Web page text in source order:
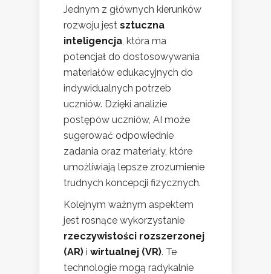
Jednym z głównych kierunków
rozwoju jest sztuczna
inteligencja, która ma
potencjał do dostosowywania
materiałów edukacyjnych do
indywidualnych potrzeb
uczniów. Dzięki analizie
postępów uczniów, AI może
sugerować odpowiednie
zadania oraz materiały, które
umożliwiają lepsze zrozumienie
trudnych koncepcji fizycznych.
Kolejnym ważnym aspektem
jest rosnące wykorzystanie
rzeczywistości rozszerzonej
(AR) i wirtualnej (VR). Te
technologie mogą radykalnie